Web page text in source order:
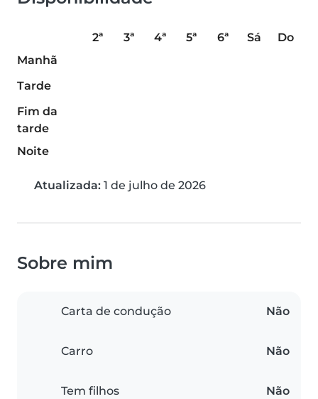
2ª 3ª 4ª 5ª 6ª Sá
Do
Manhã
Tarde
Fim da
tarde
Noite
Atualizada: 1 de julho de 2026
Sobre mim
Carta de condução Não
Carro Não
Tem filhos Não